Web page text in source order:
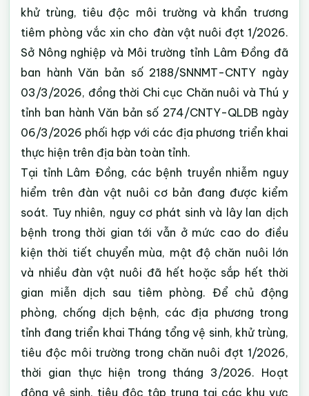
khử trùng, tiêu độc môi trường và khẩn trương
tiêm phòng vắc xin cho đàn vật nuôi đợt 1/2026.
Sở Nông nghiệp và Môi trường tỉnh Lâm Đồng đã
ban hành Văn bản số 2188/SNNMT-CNTY ngày
03/3/2026, đồng thời Chi cục Chăn nuôi và Thú y
tỉnh ban hành Văn bản số 274/CNTY-QLDB ngày
06/3/2026 phối hợp với các địa phương triển khai
thực hiện trên địa bàn toàn tỉnh.
Tại tỉnh Lâm Đồng, các bệnh truyền nhiễm nguy
hiểm trên đàn vật nuôi cơ bản đang được kiểm
soát. Tuy nhiên, nguy cơ phát sinh và lây lan dịch
bệnh trong thời gian tới vẫn ở mức cao do điều
kiện thời tiết chuyển mùa, mật độ chăn nuôi lớn
và nhiều đàn vật nuôi đã hết hoặc sắp hết thời
gian miễn dịch sau tiêm phòng. Để chủ động
phòng, chống dịch bệnh, các địa phương trong
tỉnh đang triển khai Tháng tổng vệ sinh, khử trùng,
tiêu độc môi trường trong chăn nuôi đợt 1/2026,
thời gian thực hiện trong tháng 3/2026. Hoạt
động vệ sinh, tiêu độc tập trung tại các khu vực